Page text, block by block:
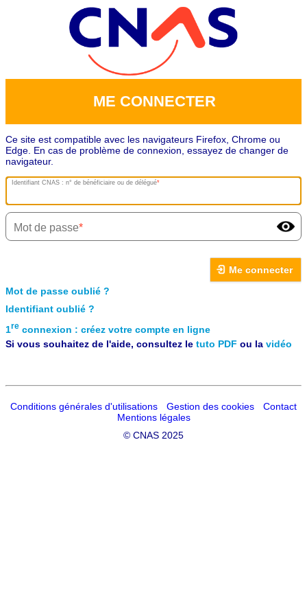
ME CONNECTER
Ce site est compatible avec les navigateurs Firefox, Chrome ou
Edge. En cas de problème de connexion, essayez de changer de
navigateur.
Identifiant CNAS : n° de bénéficiaire ou de délégué
Mot de passe
Me connecter
Mot de passe oublié ?
Identifiant oublié ?
1re connexion : créez votre compte en ligne
Si vous souhaitez de l'aide, consultez le tuto PDF ou la vidéo
Conditions générales d'utilisations Gestion des cookies
Contact
Mentions légales
© CNAS 2025